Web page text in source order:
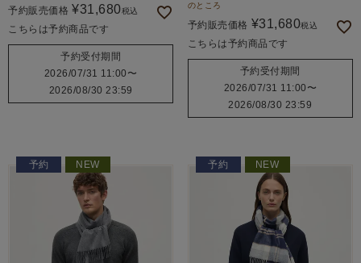
予約販売価格 ¥31,680税込
こちらは予約商品です
予約受付期間
2026/07/31 11:00 〜
2026/08/30 23:59
のところ
予約販売価格 ¥31,680税込
こちらは予約商品です
予約受付期間
2026/07/31 11:00 〜
2026/08/30 23:59
予約 NEW 予約 NEW